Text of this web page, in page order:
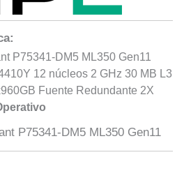
P75341-DM5 ML350 Gen11
12 núcleos 2 GHz 30 MB L3
Fuente Redundante 2X
P75341-DM5 ML350 Gen11